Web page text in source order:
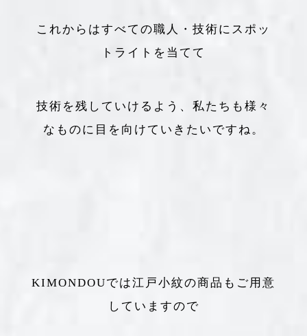
これからはすべての職人・技術にスポッ
トライトを当てて
技術を残していけるよう、私たちも様々
なものに目を向けていきたいですね。
KIMONDOUでは江戸小紋の商品もご用意
していますので